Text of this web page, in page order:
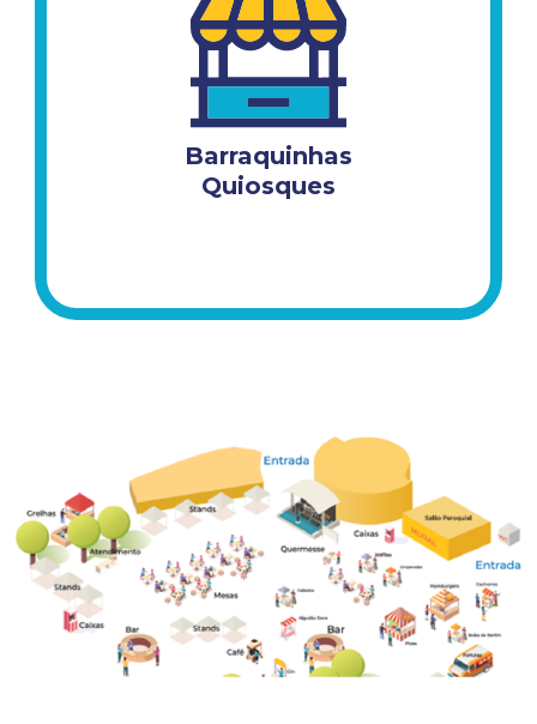
Barraquinhas
Quiosques​